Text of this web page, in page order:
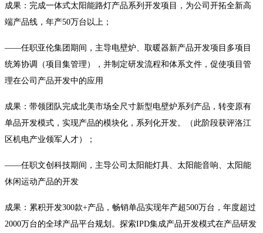
成果：完成一体式太阳能路灯产品系列开发项目，为公司开拓全新高
端产品线，年产50万台以上；
——任职亚伦集团期间，主导电壁炉、取暖器新产品开发项目多项目
统筹协调（项目集管理），并制定研发流程和体系文件，促使项目管
理在公司产品开发中的应用
成果：带领团队完成北美市场全尺寸新型电壁炉系列产品，转变原有
单品开发模式，实现产品的模块化，系列化开发。（此阶段获评洛江
区机电产业领军人才）；
——任职文创科技期间，主导公司太阳能灯具、太阳能音响、太阳能
休闲运动产品的开发
成果：累积开发300款+产品，畅销单品实现年产超500万台，年度超过
2000万台的全球产品平台规划。探索IPD集成产品开发模式在产品研发